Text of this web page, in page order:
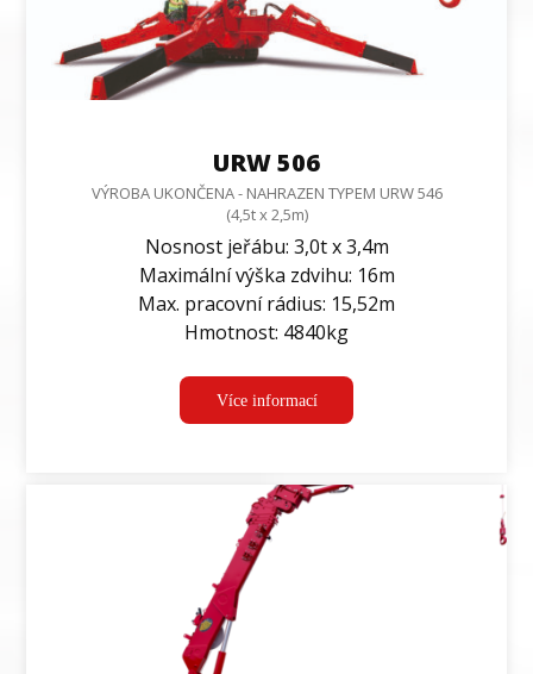
URW 506
VÝROBA UKONČENA - NAHRAZEN TYPEM URW 546
(4,5t x 2,5m)
Nosnost jeřábu: 3,0t x 3,4m
Maximální výška zdvihu: 16m
Max. pracovní rádius: 15,52m
Hmotnost: 4840kg
Více informací